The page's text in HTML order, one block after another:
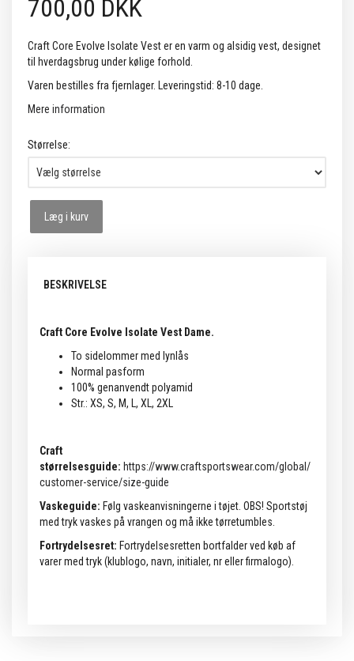
700,00 DKK
Craft Core Evolve Isolate Vest er en varm og alsidig vest, designet
til hverdagsbrug under kølige forhold.
Varen bestilles fra fjernlager. Leveringstid: 8-10 dage.
Mere information
Størrelse:
Læg i kurv
BESKRIVELSE
Craft Core Evolve Isolate Vest Dame.
To sidelommer med lynlås
Normal pasform
100% genanvendt polyamid
Str.: XS, S, M, L, XL, 2XL
Craft
størrelsesguide: https://www.craftsportswear.com/global/
customer-service/size-guide
Vaskeguide: Følg vaskeanvisningerne i tøjet. OBS! Sportstøj
med tryk vaskes på vrangen og må ikke tørretumbles.
Fortrydelsesret: Fortrydelsesretten bortfalder ved køb af
varer med tryk (klublogo, navn, initialer, nr eller firmalogo).